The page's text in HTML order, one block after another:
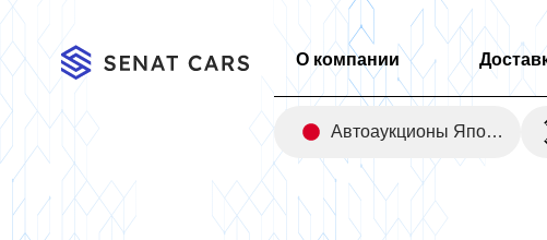
О компании
Автоаукционы Японии